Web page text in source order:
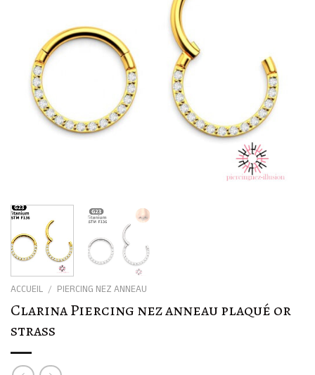
ACCUEIL / PIERCING NEZ ANNEAU
Clarina Piercing nez anneau plaqué or
strass